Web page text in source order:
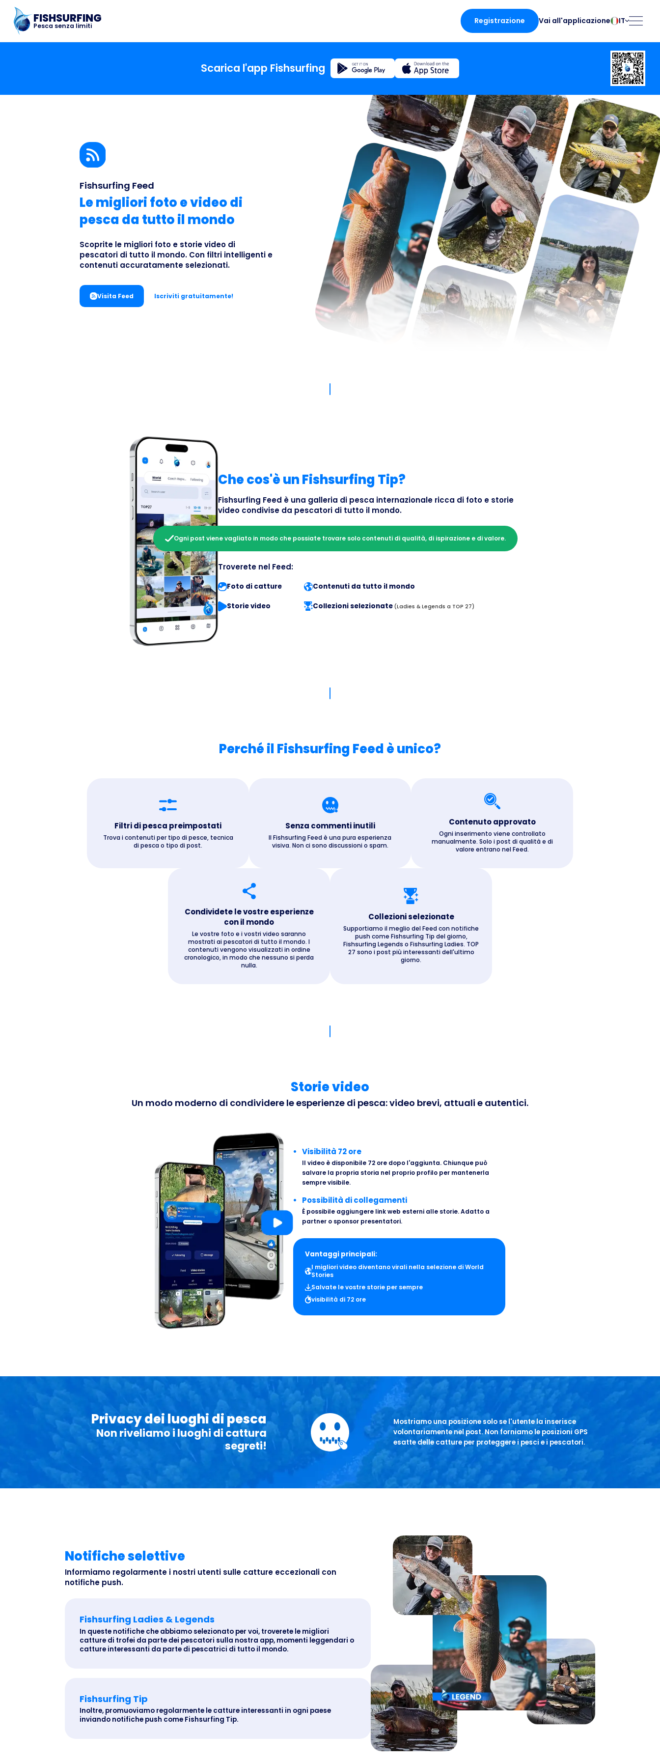
FISHSURFING
Pesca senza limiti
Registrazione Vai all'applicazione IT
Deutsch
English
Español
Français
Italiano
Magyar
Nederlands
Norsk
Polski
Português
Românesc
Pусский
Slovenčina
Suomalainen
Svenska
Türk
Українська
La casa
Blog
Informazioni
sull'applicazione
Fishsurfing
Business
Scarica l'app Fishsurfing
Fishsurfing Feed
Le migliori foto e video di
pesca da tutto il mondo
Scoprite le migliori foto e storie video di
pescatori di tutto il mondo. Con filtri intelligenti e
contenuti accuratamente selezionati.
Visita Feed Iscriviti gratuitamente!
Che cos'è un Fishsurfing Tip?
Fishsurfing Feed è una galleria di pesca internazionale ricca di foto e storie
video condivise da pescatori di tutto il mondo.
Ogni post viene vagliato in modo che possiate trovare solo contenuti di qualità, di ispirazione e di valore.
Troverete nel Feed:
Foto di catture Contenuti da tutto il mondo
Storie video Collezioni selezionate (Ladies & Legends a TOP 27)
Perché il Fishsurfing Feed è unico?
Filtri di pesca preimpostati
Trova i contenuti per tipo di pesce, tecnica
di pesca o tipo di post.
Senza commenti inutili
Il Fishsurfing Feed è una pura esperienza
visiva. Non ci sono discussioni o spam.
Contenuto approvato
Ogni inserimento viene controllato
manualmente. Solo i post di qualità e di
valore entrano nel Feed.
Condividete le vostre esperienze
con il mondo
Le vostre foto e i vostri video saranno
mostrati ai pescatori di tutto il mondo. I
contenuti vengono visualizzati in ordine
cronologico, in modo che nessuno si perda
nulla.
Collezioni selezionate
Supportiamo il meglio del Feed con notifiche
push come Fishsurfing Tip del giorno,
Fishsurfing Legends o Fishsurfing Ladies. TOP
27 sono i post più interessanti dell'ultimo
giorno.
Storie video
Un modo moderno di condividere le esperienze di pesca: video brevi, attuali e autentici.
Visibilità 72 ore
Il video è disponibile 72 ore dopo l'aggiunta. Chiunque può
salvare la propria storia nel proprio profilo per mantenerla
sempre visibile.
Possibilità di collegamenti
È possibile aggiungere link web esterni alle storie. Adatto a
partner o sponsor presentatori.
Vantaggi principali:
I migliori video diventano virali nella selezione di World
Stories
Salvate le vostre storie per sempre
visibilità di 72 ore
Privacy dei luoghi di pesca
Non riveliamo i luoghi di cattura
segreti!
Mostriamo una posizione solo se l'utente la inserisce
volontariamente nel post. Non forniamo le posizioni GPS
esatte delle catture per proteggere i pesci e i pescatori.
Notifiche selettive
Informiamo regolarmente i nostri utenti sulle catture eccezionali con
notifiche push.
Fishsurfing Ladies & Legends
In queste notifiche che abbiamo selezionato per voi, troverete le migliori
catture di trofei da parte dei pescatori sulla nostra app, momenti leggendari o
catture interessanti da parte di pescatrici di tutto il mondo.
Fishsurfing Tip
Inoltre, promuoviamo regolarmente le catture interessanti in ogni paese
inviando notifiche push come Fishsurfing Tip.